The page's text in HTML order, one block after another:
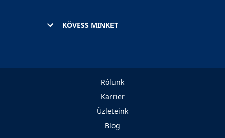
KÖVESS MINKET
Rólunk
Karrier
Üzleteink
Blog